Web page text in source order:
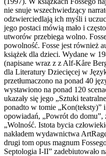
nie snuje wszechwiedzący
odzwierciedlają ich myśli i
jego postaci mówią mało i
utworów przebiega wolno.
powolność. Fosse jest również
książek dla dzieci. Wydane w
(napisane wraz z z Alf-Kåre
dla Literatury Dziecięcej w
przetłumaczono na ponad 40
wystawiono na ponad 120
ukazały się jego „Sztuki
ponadto w tomie „Kon(teksty)”
opowiadań, „Powrót do
„Wolność. Istota bycia
nakładem wydawnictwa
drugi tom opus magnum
Septologia I-II” zadebiutowało